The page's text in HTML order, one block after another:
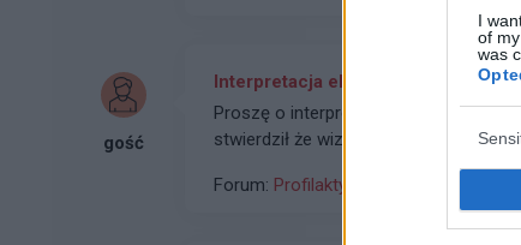
I
of
was
gość
Interpretacja ekg
Proszę o interpretację czy
stwierdził że wizyta u kardiologa się
Forum: Profilaktyka